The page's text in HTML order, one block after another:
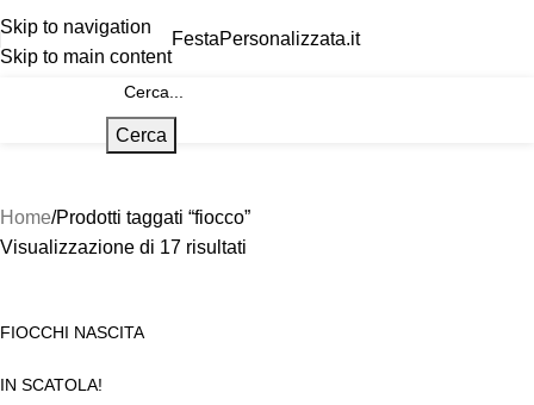
Skip to navigation
Skip to main content
FestaPersonalizzata.it
Cerca
Home Prodotti taggati “fiocco”
Visualizzazione di 17 risultati
FIOCCHI NASCITA
IN SCATOLA!